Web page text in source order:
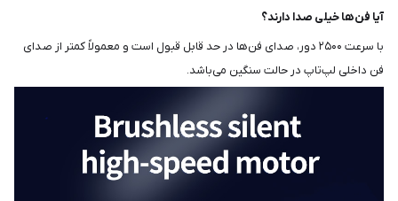
آیا فن‌ها خیلی صدا دارند؟
با سرعت ۲۵۰۰ دور، صدای فن‌ها در حد قابل قبول است و معمولاً کمتر از صدای
فن داخلی لپ‌تاپ در حالت سنگین می‌باشد.